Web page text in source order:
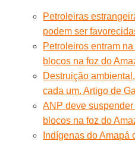
Petroleiras
podem ser
Petroleiros entram
blocos na foz do
Destruição
cada um. Artigo de
ANP deve
blocos na foz do
Indígenas do Amapá